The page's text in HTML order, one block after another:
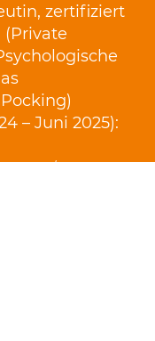
zertifiziert
(Private
– Juni 2025):